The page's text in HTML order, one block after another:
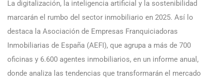
La digitalización, la inteligencia artificial y la sostenibilidad
marcarán el rumbo del sector inmobiliario en 2025. Así lo
destaca la Asociación de Empresas Franquiciadoras
Inmobiliarias de España (AEFI), que agrupa a más de 700
oficinas y 6.600 agentes inmobiliarios, en un informe anual,
donde analiza las tendencias que transformarán el mercado